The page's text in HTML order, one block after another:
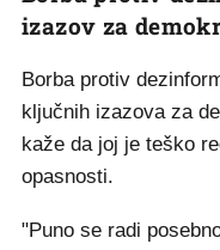
izazov za
Borba protiv
ključnih izazova za
kaže da joj je teško
opasnosti.
"Puno se radi